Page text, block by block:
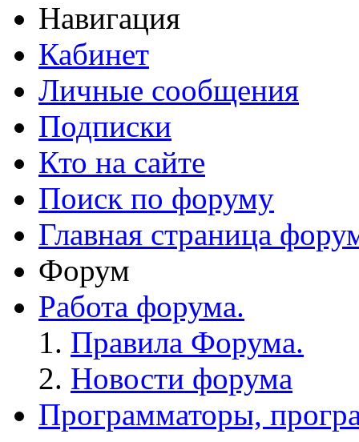
Навигация
Кабинет
Личные сообщения
Подписки
Кто на сайте
Поиск по форуму
Главная страница
Форум
Работа форума.
Правила Форума.
Новости форума
Программаторы,